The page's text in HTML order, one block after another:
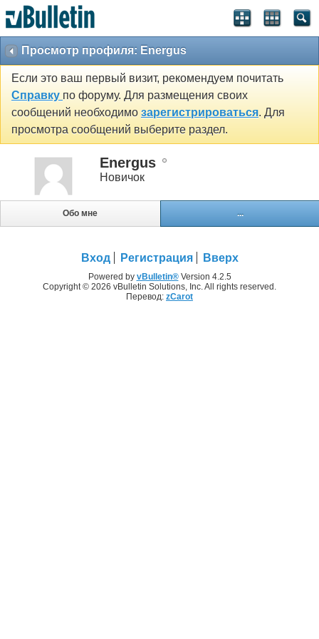
Просмотр профиля: Energus
Если это ваш первый визит, рекомендуем почитать
Справку по форуму. Для размещения своих
сообщений необходимо зарегистрироваться. Для
просмотра сообщений выберите раздел.
Energus
Новичок
Обо мне ...
Вход Регистрация Вверх
Powered by vBulletin®Version 4.2.5
Copyright © 2026 vBulletin Solutions, Inc. All rights reserved.
Перевод: zCarot